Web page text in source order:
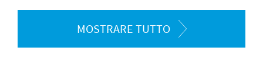
MOSTRARE TUTTO